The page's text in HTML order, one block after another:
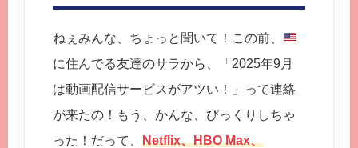
ねぇみんな、ちょっと聞いて！この前、
に住んでる友達のサラから、「2025年9月
は動画配信サービスがアツい！」って連絡
が来たの！もう、かんな、びっくりしちゃ
った！だって、 Netflix、HBO Max、